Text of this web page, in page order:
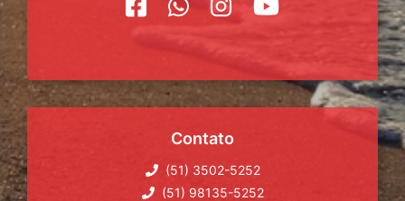
Contato
(51) 3502-5252
(51) 98135-5252